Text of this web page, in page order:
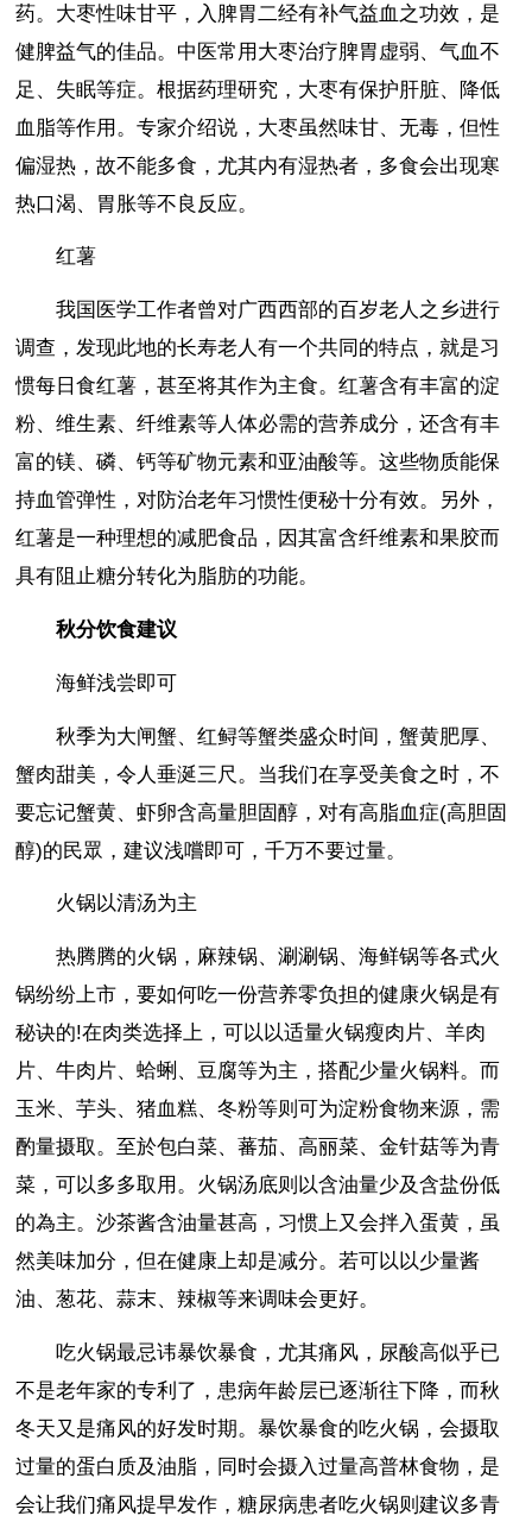
药。大枣性味甘平，入脾胃二经有补气益血之功效，是
健脾益气的佳品。中医常用大枣治疗脾胃虚弱、气血不
足、失眠等症。根据药理研究，大枣有保护肝脏、降低
血脂等作用。专家介绍说，大枣虽然味甘、无毒，但性
偏湿热，故不能多食，尤其内有湿热者，多食会出现寒
热口渴、胃胀等不良反应。
红薯
我国医学工作者曾对广西西部的百岁老人之乡进行
调查，发现此地的长寿老人有一个共同的特点，就是习
惯每日食红薯，甚至将其作为主食。红薯含有丰富的淀
粉、维生素、纤维素等人体必需的营养成分，还含有丰
富的镁、磷、钙等矿物元素和亚油酸等。这些物质能保
持血管弹性，对防治老年习惯性便秘十分有效。另外，
红薯是一种理想的减肥食品，因其富含纤维素和果胶而
具有阻止糖分转化为脂肪的功能。
秋分饮食建议
海鲜浅尝即可
秋季为大闸蟹、红鲟等蟹类盛众时间，蟹黄肥厚、
蟹肉甜美，令人垂涎三尺。当我们在享受美食之时，不
要忘记蟹黄、虾卵含高量胆固醇，对有高脂血症(高胆固
醇)的民眾，建议浅嚐即可，千万不要过量。
火锅以清汤为主
热腾腾的火锅，麻辣锅、涮涮锅、海鲜锅等各式火
锅纷纷上市，要如何吃一份营养零负担的健康火锅是有
秘诀的!在肉类选择上，可以以适量火锅瘦肉片、羊肉
片、牛肉片、蛤蜊、豆腐等为主，搭配少量火锅料。而
玉米、芋头、猪血糕、冬粉等则可为淀粉食物来源，需
酌量摄取。至於包白菜、蕃茄、高丽菜、金针菇等为青
菜，可以多多取用。火锅汤底则以含油量少及含盐份低
的為主。沙茶酱含油量甚高，习惯上又会拌入蛋黄，虽
然美味加分，但在健康上却是减分。若可以以少量酱
油、葱花、蒜末、辣椒等来调味会更好。
吃火锅最忌讳暴饮暴食，尤其痛风，尿酸高似乎已
不是老年家的专利了，患病年龄层已逐渐往下降，而秋
冬天又是痛风的好发时期。暴饮暴食的吃火锅，会摄取
过量的蛋白质及油脂，同时会摄入过量高普林食物，是
会让我们痛风提早发作，糖尿病患者吃火锅则建议多青